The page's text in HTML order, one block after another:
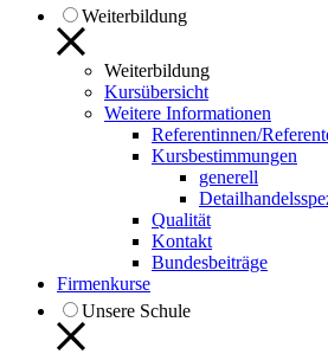
Weiterbildung
Weiterbildung
Kursübersicht
Weitere Informationen
Referentinnen/
Kursbestimmungen
generell
Qualität
Kontakt
Bundesbeiträge
Firmenkurse
Unsere Schule